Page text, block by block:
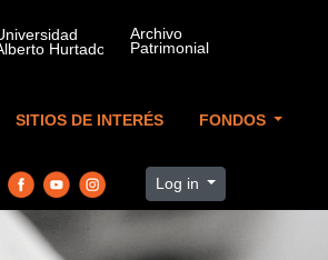
SITIOS DE INTERÉS FONDOS
Log in